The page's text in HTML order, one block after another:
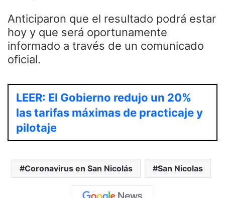
Anticiparon que el resultado podrá estar
hoy y que será oportunamente
informado a través de un comunicado
oficial.
LEER: El Gobierno redujo un 20%
las tarifas máximas de practicaje y
pilotaje
Coronavirus en San Nicolás San Nicolas